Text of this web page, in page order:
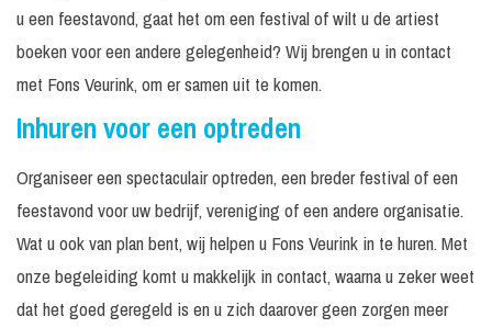
u een feestavond, gaat het om een festival of wilt u de artiest
boeken voor een andere gelegenheid? Wij brengen u in contact
met Fons Veurink, om er samen uit te komen.
Inhuren voor een optreden
Organiseer een spectaculair optreden, een breder festival of een
feestavond voor uw bedrijf, vereniging of een andere organisatie.
Wat u ook van plan bent, wij helpen u Fons Veurink in te huren. Met
onze begeleiding komt u makkelijk in contact, waarna u zeker weet
dat het goed geregeld is en u zich daarover geen zorgen meer